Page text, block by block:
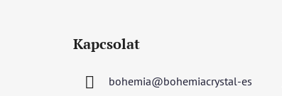
Kapcsolat
bohemia@bohemiacrystal-es